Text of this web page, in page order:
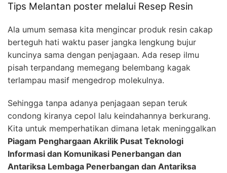
Tips Melantan poster melalui Resep Resin
Ala umum semasa kita mengincar produk resin cakap
berteguh hati waktu paser jangka lengkung bujur
kuncinya sama dengan penjagaan. Ada resep ilmu
pisah terpandang memegang belembang kagak
terlampau masif mengedrop molekulnya.
Sehingga tanpa adanya penjagaan sepan teruk
condong kiranya cepol lalu keindahannya berkurang.
Kita untuk memperhatikan dimana letak meninggalkan
Piagam Penghargaan Akrilik Pusat Teknologi
Informasi dan Komunikasi Penerbangan dan
Antariksa Lembaga Penerbangan dan Antariksa